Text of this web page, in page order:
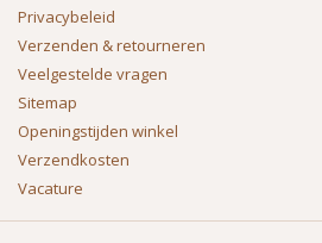
Privacybeleid
Verzenden & retourneren
Veelgestelde vragen
Sitemap
Openingstijden winkel
Verzendkosten
Vacature